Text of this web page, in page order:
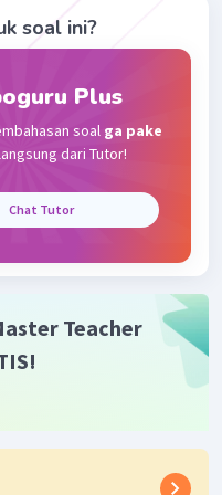
soal ini?
Plus
soal ga pake
dari Tutor!
Chat Tutor
Teacher